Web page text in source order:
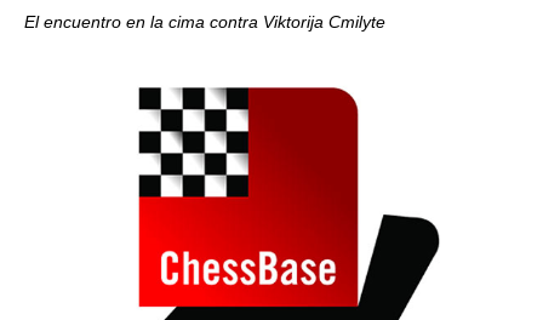
El encuentro en la cima contra Viktorija Cmilyte